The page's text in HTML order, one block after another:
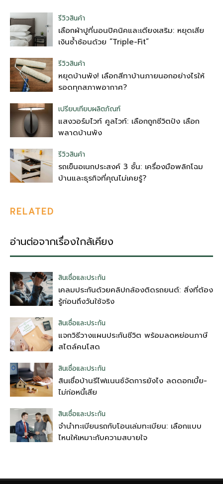
รีวิวสินค้า
เลือกผ้าปูที่นอนปิคนิคและเตียงเสริม: หยุดเสีย
เงินซ้ำซ้อนด้วย “Triple-Fit”
รีวิวสินค้า
หยุดบ้านพัง! เลือกสีทาบ้านภายนอกอย่างไรให้
รอดทุกสภาพอากาศ?
เปรียบเทียบผลิตภัณฑ์
แสงวอร์มไวท์ คูลไวท์: เลือกถูกชีวิตปัง เลือก
พลาดบ้านพัง
รีวิวสินค้า
รถเข็นอเนกประสงค์ 3 ชั้น: เครื่องมือพลิกโฉม
บ้านและธุรกิจที่คุณไม่เคยรู้?
RELATED
อ่านต่อจากเรื่องใกล้เคียง
สินเชื่อและประกัน
เคลมประกันด้วยคลิปกล้องติดรถยนต์: สิ่งที่ต้อง
รู้ก่อนถึงวันใช้จริง
สินเชื่อและประกัน
แจกวิธีวางแผนประกันชีวิต พร้อมลดหย่อนภาษี
สไตล์คนโสด
สินเชื่อและประกัน
สินเชื่อบ้านรีไฟแนนซ์จัดการยังไง ลดดอกเบี้ย-
ไม่ก่อหนี้เสีย
สินเชื่อและประกัน
จำนำทะเบียนรถกับโอนเล่มทะเบียน: เลือกแบบ
ไหนให้เหมาะกับความสบายใจ